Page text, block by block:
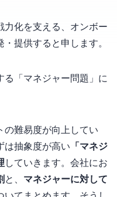
力化を支える、オンボー
供するOmboと申します。
る「マネジャー問題」に
の難易度が向上してい
は抽象度が高い 「マネジ
していきます。会社にお
と、 マネジャーに対して